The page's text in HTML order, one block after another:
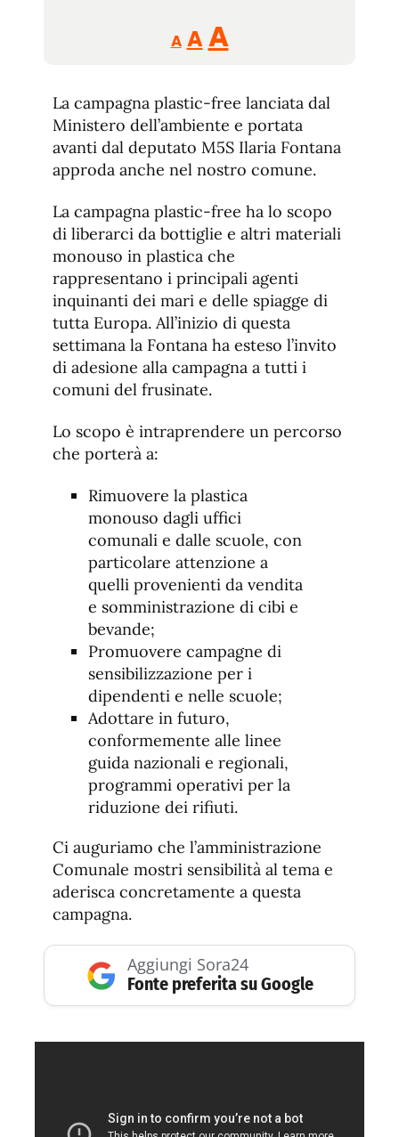
A
Reducir
tamaño
A Restablecer
de
fuente
AAumentar
de
fuente.
La campagna plastic-free lanciata dal
Ministero dell’ambiente e portata
avanti dal deputato M5S Ilaria Fontana
approda anche nel nostro comune.
La campagna plastic-free ha lo scopo
di liberarci da bottiglie e altri materiali
monouso in plastica che
rappresentano i principali agenti
inquinanti dei mari e delle spiagge di
tutta Europa. All’inizio di questa
settimana la Fontana ha esteso l’invito
di adesione alla campagna a tutti i
comuni del frusinate.
Lo scopo è intraprendere un percorso
che porterà a:
Rimuovere la plastica
monouso dagli uffici
comunali e dalle scuole, con
particolare attenzione a
quelli provenienti da vendita
e somministrazione di cibi e
bevande;
Promuovere campagne di
sensibilizzazione per i
dipendenti e nelle scuole;
Adottare in futuro,
conformemente alle linee
guida nazionali e regionali,
programmi operativi per la
riduzione dei rifiuti.
Ci auguriamo che l’amministrazione
Comunale mostri sensibilità al tema e
aderisca concretamente a questa
campagna.
Aggiungi Sora24
Fonte preferita su Google